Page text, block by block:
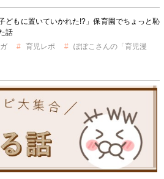
どもに置いていかれた!?」保育園でちょっと恥
話
育児レポ
ぽぽこさんの「育児漫